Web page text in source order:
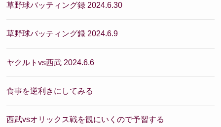
草野球バッティング録 2024.6.30
草野球バッティング録 2024.6.9
ヤクルトvs西武 2024.6.6
食事を逆利きにしてみる
西武vsオリックス戦を観にいくので予習する